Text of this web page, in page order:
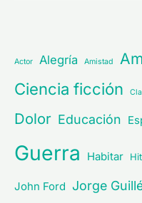
Actor Alegría Amistad
Ciencia ficción
Dolor Educación
Guerra Habitar
John Ford Jorge